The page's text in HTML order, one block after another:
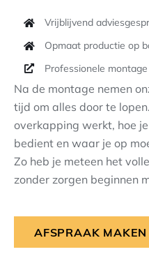
Vrijblijvend
Opmaat productie op
Professionele
Na de montage nemen
tijd om alles door te
overkapping werkt, hoe
bedient en waar je op
Zo heb je meteen het
zonder zorgen beginnen
AFSPRAAK MAKEN